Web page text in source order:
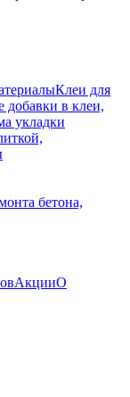
Клеи для
добавки в клеи,
укладки
бетона,
АкцииО